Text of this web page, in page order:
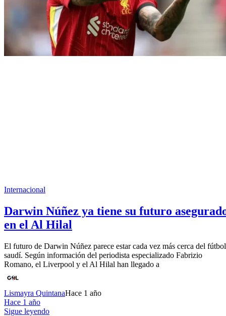
Internacional
Darwin Núñez ya tiene su futuro
en el Al Hilal
El futuro de Darwin Núñez parece estar cada vez más cerca del fútbol
saudí. Según información del periodista especializado Fabrizio
Romano, el Liverpool y el Al Hilal han llegado a
Lismayra QuintanaHace 1 año
Hace 1 año
Sigue leyendo